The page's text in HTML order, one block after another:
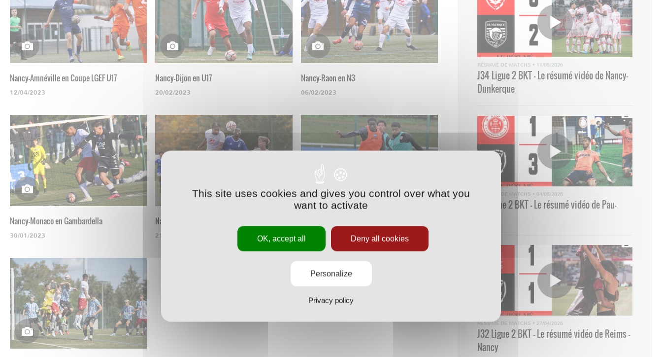
Nancy-Amnéville en Coupe LGEF U17
12/04/2023
Nancy-Dijon en U17
20/02/2023
Nancy-Raon en N3
06/02/2023
Nancy-Monaco en Gambardella
30/01/2023
Nancy-Strasbourg en U17
21/11/2022 09/11/2022
RÉSUMÉ DE MATCHS • 11/05/2026
J34 Ligue 2 BKT - Le résumé vidéo de Nancy-
Dunkerque
RÉSUMÉ DE MATCHS • 04/05/2026
33 Ligue 2 BKT - Le résumé vidéo de Pau-
RÉSUMÉ DE MATCHS • 27/04/2026
J32 Ligue 2 BKT - Le résumé vidéo de Reims -
Nancy
This site uses cookies and gives you control over what you
want to activate
OK, accept all Deny all cookies
Personalize
Privacy policy